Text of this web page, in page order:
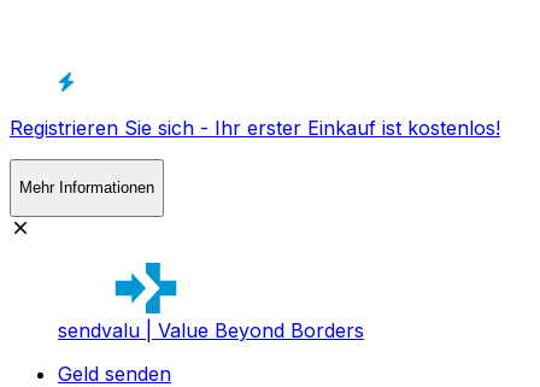
Registrieren Sie sich - Ihr erster Einkauf ist kostenlos!
Mehr Informationen
sendvalu | Value Beyond Borders
Geld senden